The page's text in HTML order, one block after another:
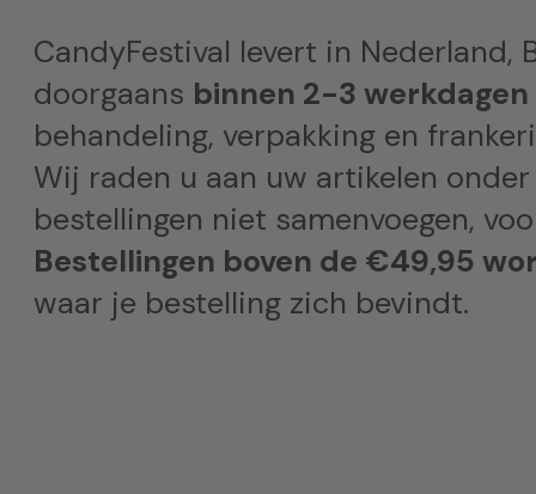
CandyFestival levert in Nederland,
doorgaans binnen 2-3
behandeling, verpakking en
Wij raden u aan uw artikelen
bestellingen niet samenvoegen,
Bestellingen boven de €49,95
waar je bestelling zich bevindt.